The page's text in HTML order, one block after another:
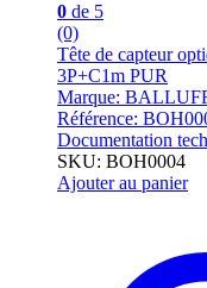
0 de 5
(0)
Tête de capteur
3P+C1m PUR
Marque:
Référence:
Documentation
SKU: BOH0004
Ajouter au panier